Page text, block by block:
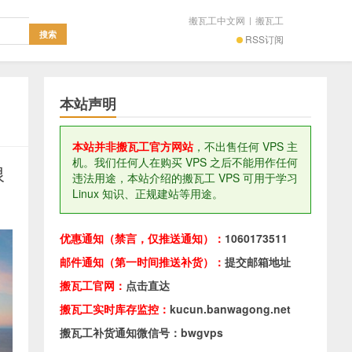
RSS订阅
搬瓦工中文网 | 搬瓦工
本站声明
本站并非搬瓦工官方网站，不出售任何 VPS 主
机。我们任何人在购买 VPS 之后不能用作任何
违法用途，本站介绍的搬瓦工 VPS 可用于学习
Linux 知识、正规建站等用途。
优惠通知（禁言，仅推送通知）： 1060173511
邮件通知（第一时间推送补货）： 提交邮箱地址
搬瓦工官网： 点击直达
搬瓦工实时库存监控： kucun.banwagong.net
搬瓦工补货通知微信号：bwgvps